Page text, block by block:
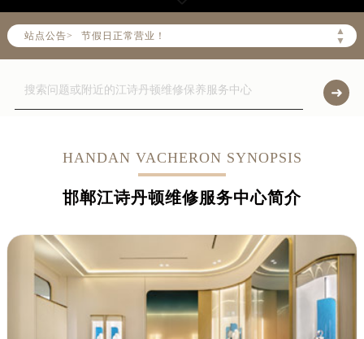
站点公告>
▲
▼
请注意客服在线时间：08:00-22:00
请注意门店营业时间：09:00-19:30
节假日正常营业！
HANDAN VACHERON SYNOPSIS
邯郸江诗丹顿维修服务中心简介